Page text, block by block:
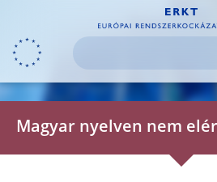
Skip to
navigation
Skip to
content
Magyar nyelven nem